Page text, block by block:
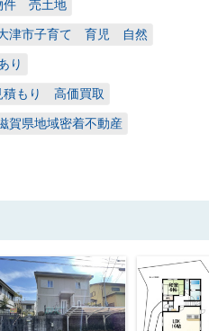
件 売土地
津市子育て 育児 自然
り
積もり 高価買取
県地域密着不動産